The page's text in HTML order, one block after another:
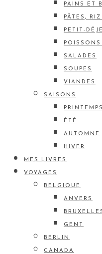
PAINS ET
PÂTES,
PETIT-
SALADES
SOUPES
VIANDES
SAISONS
PRINTEMPS
ÉTÉ
AUTOMNE
HIVER
MES LIVRES
VOYAGES
BELGIQUE
ANVERS
GENT
BERLIN
CANADA